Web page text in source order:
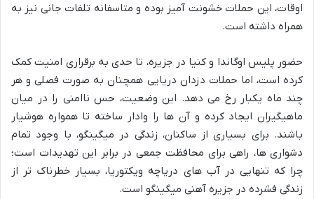
اوقات، این حملات خشونت آمیز بوده و متاسفانه تلفات جانی نیز به
همراه داشته است.
حضور پلیس اوگاندا و کنیا در جزیره، تا حدی به برقراری امنیت کمک
کرده است، اما حملات دزدان دریایی همچنان به صورت فصلی و هر
چند ماه یکبار رخ می دهد. این وضعیت، حس ناامنی را در میان
ماهیگیران ایجاد کرده و آن ها را وادار ساخته تا همواره هوشیار
باشند. برای بسیاری از ساکنان، زندگی در میگینگو، با وجود تمام
دشواری ها، راهی برای محافظت جمعی در برابر این تهدیدات است؛
چرا که تنهایی در آب های دریاچه ویکتوریا، بسیار خطرناک تر از
زندگی فشرده در جزیره آهنی میگینگو است.